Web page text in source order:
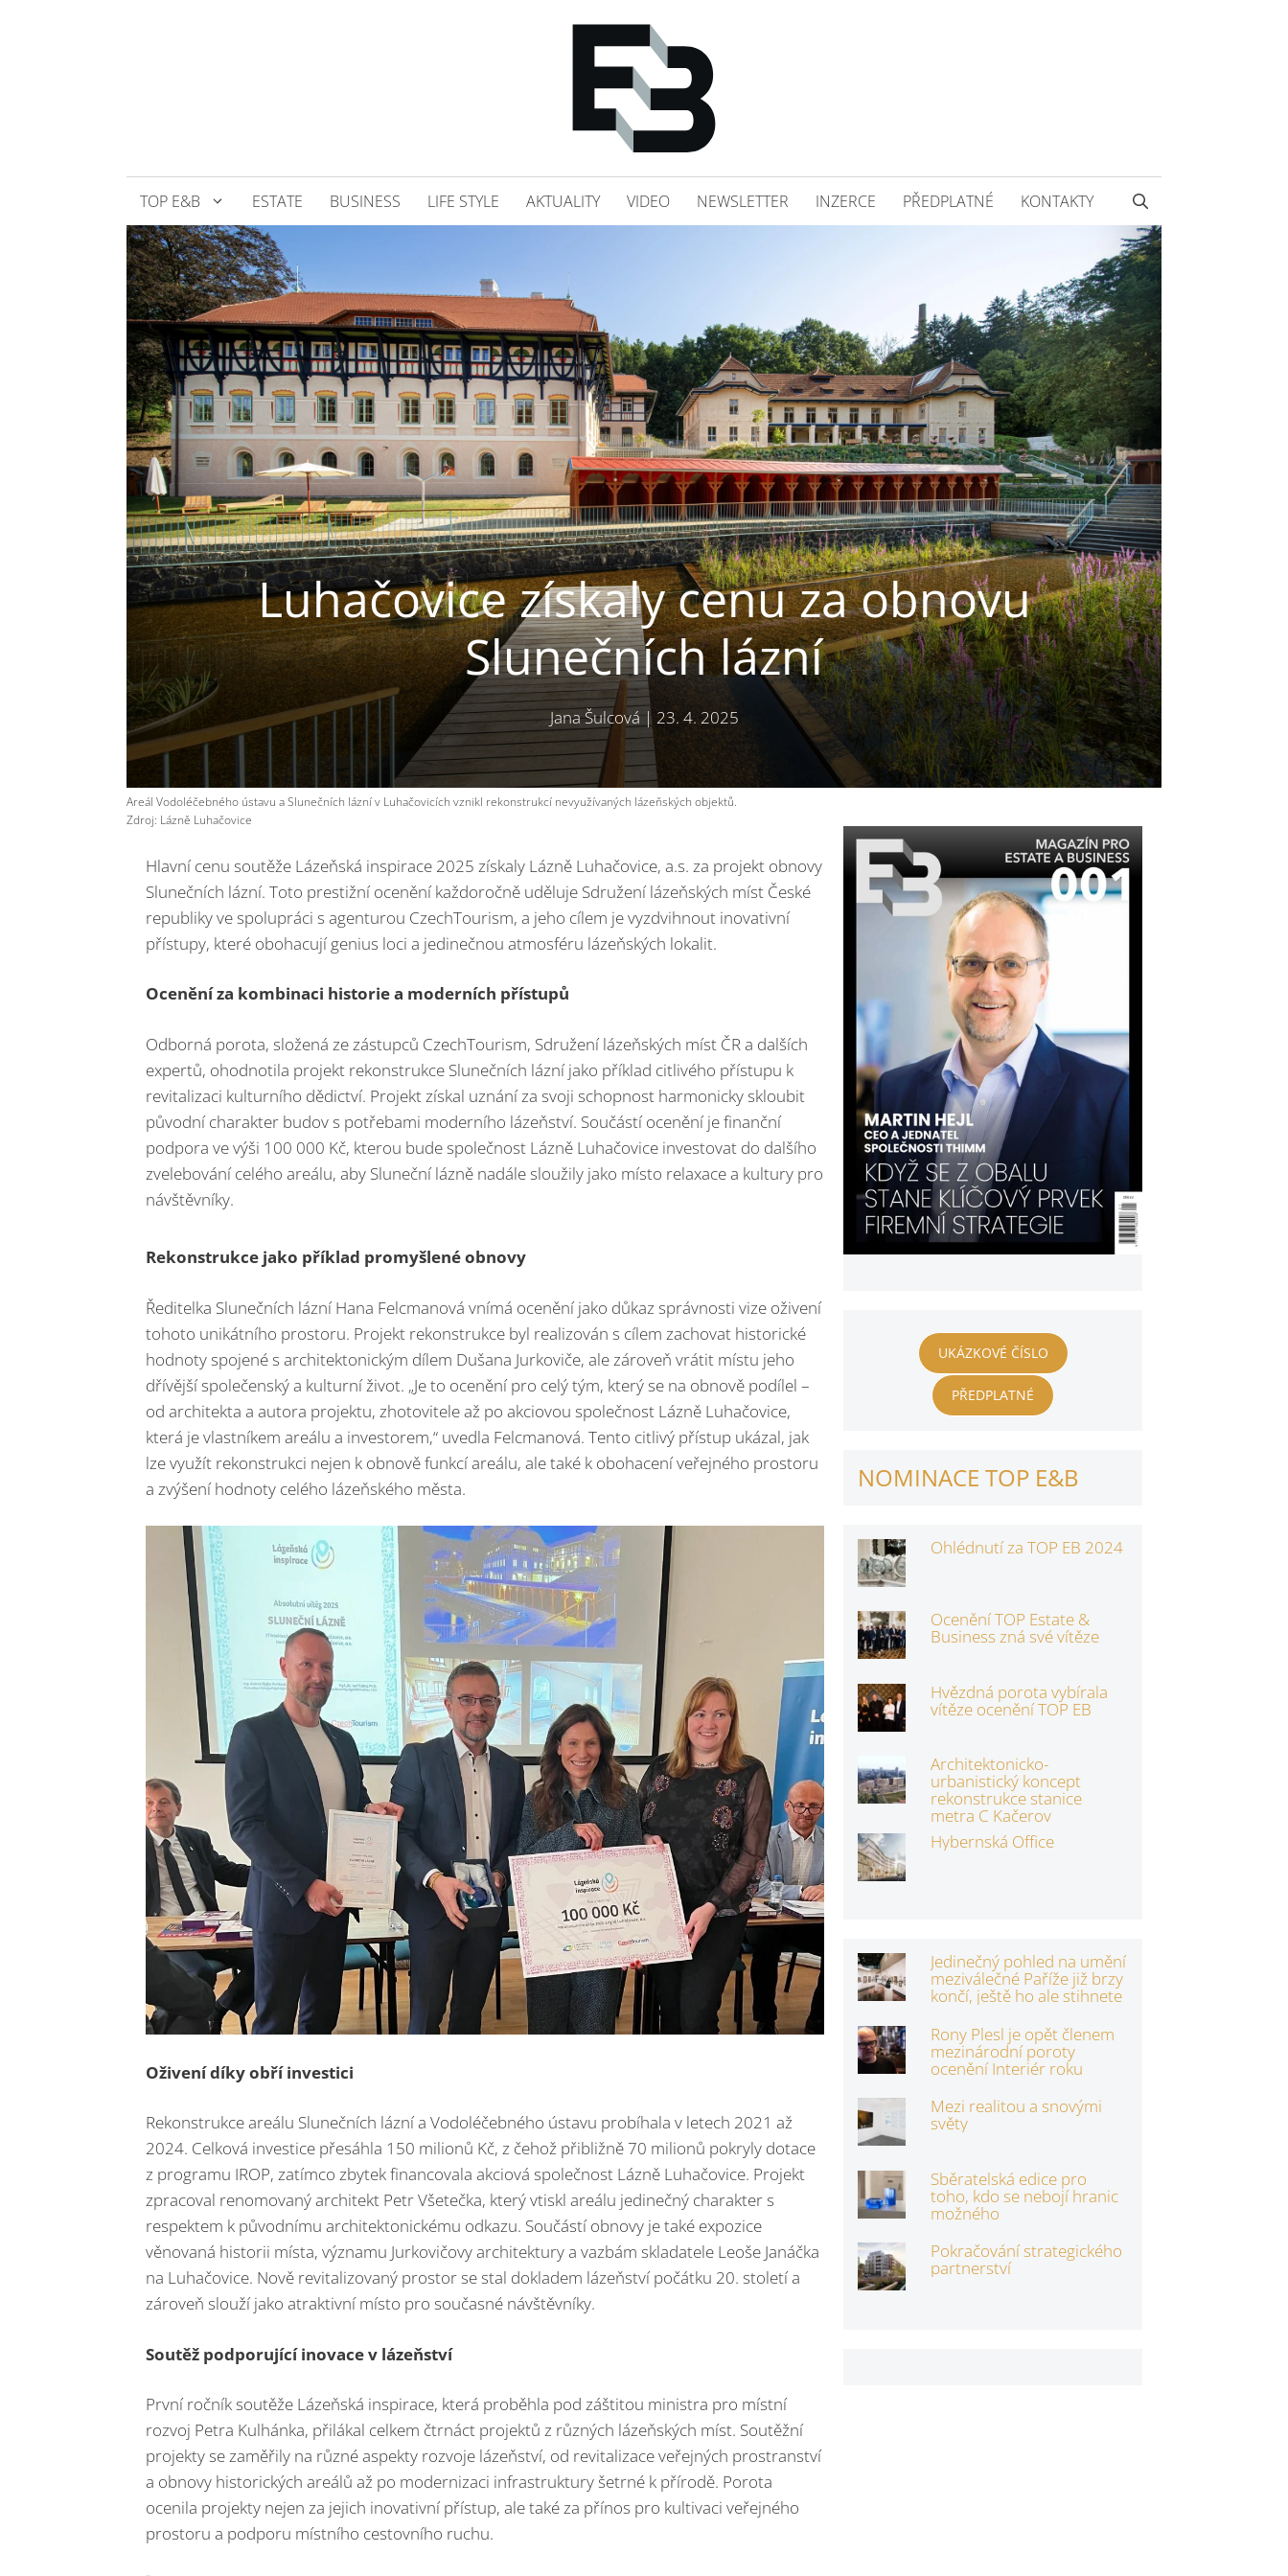
TOP E&B ESTATE BUSINESS LIFE STYLE AKTUALITY VIDEO NEWSLETTER INZERCE PŘEDPLATNÉ KONTAKTY
Luhačovice získaly cenu za obnovu
Slunečních lázní
Jana Šulcová | 23. 4. 2025
Areál Vodoléčebného ústavu a Slunečních lázní v Luhačovicích vznikl rekonstrukcí nevyužívaných lázeňských objektů.
Zdroj: Lázně Luhačovice
Hlavní cenu soutěže Lázeňská inspirace 2025 získaly Lázně Luhačovice, a.s. za projekt obnovy
Slunečních lázní. Toto prestižní ocenění každoročně uděluje Sdružení lázeňských míst České
republiky ve spolupráci s agenturou CzechTourism, a jeho cílem je vyzdvihnout inovativní
přístupy, které obohacují genius loci a jedinečnou atmosféru lázeňských lokalit.
Ocenění za kombinaci historie a moderních přístupů
Odborná porota, složená ze zástupců CzechTourism, Sdružení lázeňských míst ČR a dalších
expertů, ohodnotila projekt rekonstrukce Slunečních lázní jako příklad citlivého přístupu k
revitalizaci kulturního dědictví. Projekt získal uznání za svoji schopnost harmonicky skloubit
původní charakter budov s potřebami moderního lázeňství. Součástí ocenění je finanční
podpora ve výši 100 000 Kč, kterou bude společnost Lázně Luhačovice investovat do dalšího
zvelebování celého areálu, aby Sluneční lázně nadále sloužily jako místo relaxace a kultury pro
návštěvníky.
Rekonstrukce jako příklad promyšlené obnovy
Ředitelka Slunečních lázní Hana Felcmanová vnímá ocenění jako důkaz správnosti vize oživení
tohoto unikátního prostoru. Projekt rekonstrukce byl realizován s cílem zachovat historické
hodnoty spojené s architektonickým dílem Dušana Jurkoviče, ale zároveň vrátit místu jeho
dřívější společenský a kulturní život. „Je to ocenění pro celý tým, který se na obnově podílel –
od architekta a autora projektu, zhotovitele až po akciovou společnost Lázně Luhačovice,
která je vlastníkem areálu a investorem,“ uvedla Felcmanová. Tento citlivý přístup ukázal, jak
lze využít rekonstrukci nejen k obnově funkcí areálu, ale také k obohacení veřejného prostoru
a zvýšení hodnoty celého lázeňského města.
Oživení díky obří investici
Rekonstrukce areálu Slunečních lázní a Vodoléčebného ústavu probíhala v letech 2021 až
2024. Celková investice přesáhla 150 milionů Kč, z čehož přibližně 70 milionů pokryly dotace
z programu IROP, zatímco zbytek financovala akciová společnost Lázně Luhačovice. Projekt
zpracoval renomovaný architekt Petr Všetečka, který vtiskl areálu jedinečný charakter s
respektem k původnímu architektonickému odkazu. Součástí obnovy je také expozice
věnovaná historii místa, významu Jurkovičovy architektury a vazbám skladatele Leoše Janáčka
na Luhačovice. Nově revitalizovaný prostor se stal dokladem lázeňství počátku 20. století a
zároveň slouží jako atraktivní místo pro současné návštěvníky.
Soutěž podporující inovace v lázeňství
První ročník soutěže Lázeňská inspirace, která proběhla pod záštitou ministra pro místní
rozvoj Petra Kulhánka, přilákal celkem čtrnáct projektů z různých lázeňských míst. Soutěžní
projekty se zaměřily na různé aspekty rozvoje lázeňství, od revitalizace veřejných prostranství
a obnovy historických areálů až po modernizaci infrastruktury šetrné k přírodě. Porota
ocenila projekty nejen za jejich inovativní přístup, ale také za přínos pro kultivaci veřejného
prostoru a podporu místního cestovního ruchu.
UKÁZKOVÉ ČÍSLO
PŘEDPLATNÉ
NOMINACE TOP E&B
Ohlédnutí za TOP EB 2024
Ocenění TOP Estate &
Business zná své vítěze
Hvězdná porota vybírala
vítěze ocenění TOP EB
Architektonicko-
urbanistický koncept
rekonstrukce stanice
metra C Kačerov
Hybernská Office
Jedinečný pohled na umění
meziválečné Paříže již brzy
končí, ještě ho ale stihnete
Rony Plesl je opět členem
mezinárodní poroty
ocenění Interiér roku
Mezi realitou a snovými
světy
Sběratelská edice pro
toho, kdo se nebojí hranic
možného
Pokračování strategického
partnerství